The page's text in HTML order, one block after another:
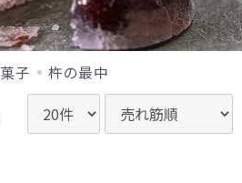
子 杵の最中
(ラ・フランス)
イ・季節のパイ
パイ（店舗限定）